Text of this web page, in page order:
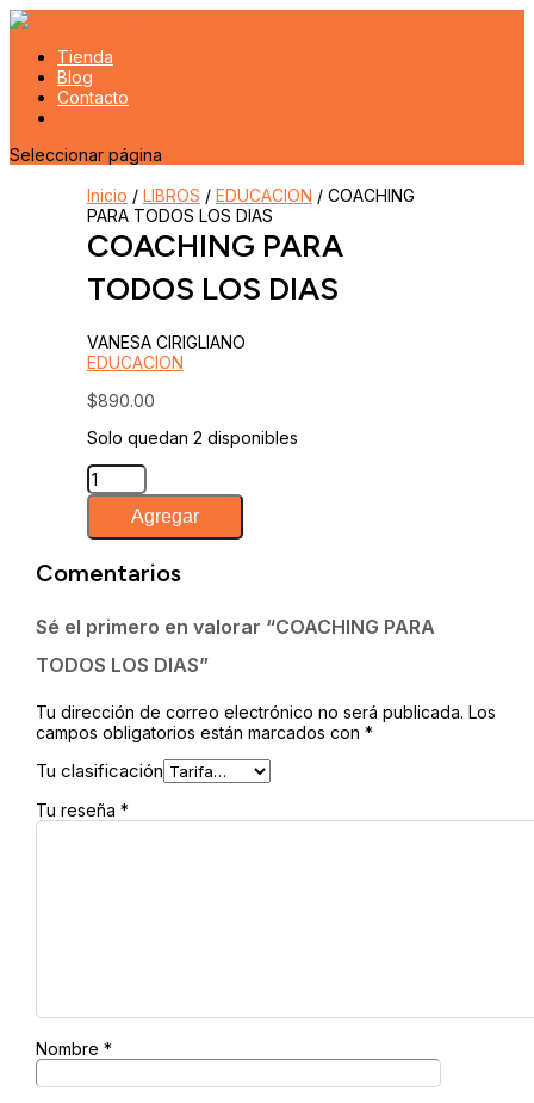
Tienda
Blog
Contacto
Seleccionar página
Inicio / LIBROS / EDUCACION / COACHING
PARA TODOS LOS DIAS
COACHING PARA
TODOS LOS DIAS
VANESA CIRIGLIANO
EDUCACION
$890.00
Solo quedan 2 disponibles
COACHING
PARA
TODOS
LOS
cantidad
Agregar
Comentarios
Sé el primero en valorar “COACHING PARA
TODOS LOS DIAS”
Tu dirección de correo electrónico no será publicada. Los
campos obligatorios están marcados con *
Tu clasificación
Tu reseña *
Nombre *